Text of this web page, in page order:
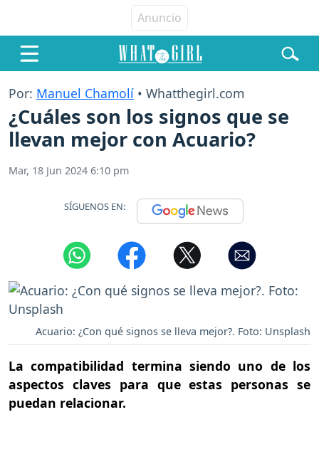
Por: Manuel Chamolí • Whatthegirl.com
¿Cuáles son los signos que se
llevan mejor con Acuario?
Mar, 18 Jun 2024 6:10 pm
SÍGUENOS EN:
Acuario: ¿Con qué signos se lleva mejor?. Foto: Unsplash
La compatibilidad termina siendo uno de los
aspectos claves para que estas personas se
puedan relacionar.